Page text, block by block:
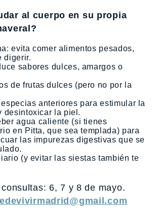
al cuerpo en su propia
evita comer alimentos pesados,
digerir.
sabores dulces, amargos o
de frutas dulces (pero no por la
anteriores para estimular la
desintoxicar la piel.
agua caliente (si tienes
en Pitta, que sea templada) para
las impurezas digestivas que se
(y evitar las siestas también te
6, 7 y 8 de mayo.